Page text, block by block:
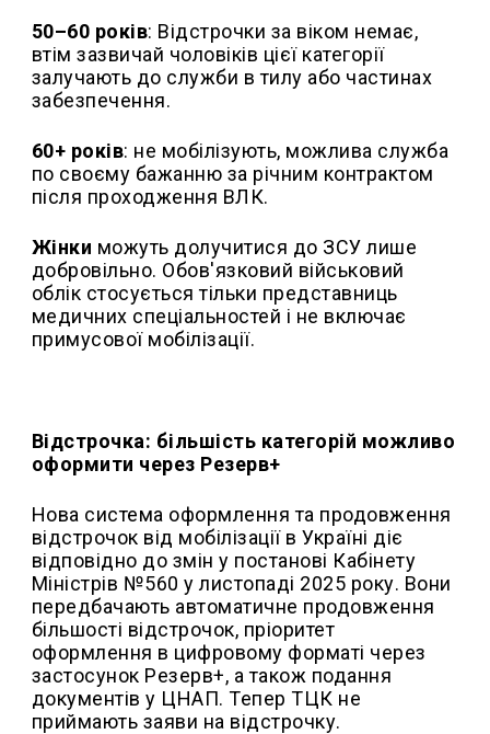
50–60 років: Відстрочки за віком немає,
втім зазвичай чоловіків цієї категорії
залучають до служби в тилу або частинах
забезпечення.
60+ років: не мобілізують, можлива служба
по своєму бажанню за річним контрактом
після проходження ВЛК.
Жінки можуть долучитися до ЗСУ лише
добровільно. Обов'язковий військовий
облік стосується тільки представниць
медичних спеціальностей і не включає
примусової мобілізації.
Відстрочка: більшість категорій можливо
оформити через Резерв+
Нова система оформлення та продовження
відстрочок від мобілізації в Україні діє
відповідно до змін у постанові Кабінету
Міністрів №560 у листопаді 2025 року. Вони
передбачають автоматичне продовження
більшості відстрочок, пріоритет
оформлення в цифровому форматі через
застосунок Резерв+, а також подання
документів у ЦНАП. Тепер ТЦК не
приймають заяви на відстрочку.